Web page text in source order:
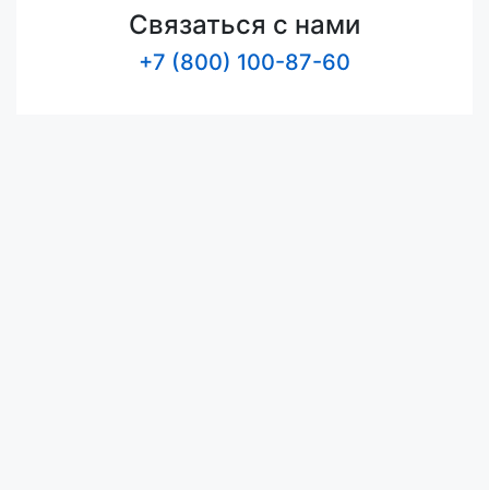
Связаться с нами
+7 (800) 100-87-60